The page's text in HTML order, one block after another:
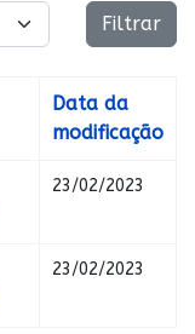
Filtrar
Data da
modificação
23/02/2023
23/02/2023